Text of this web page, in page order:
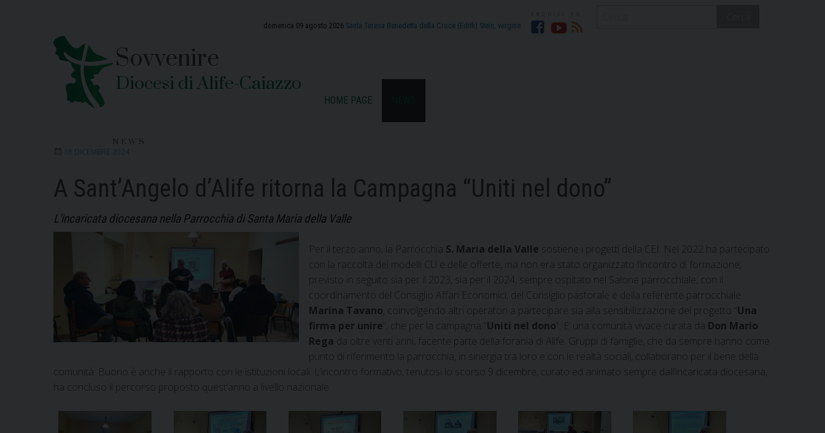
domenica 09 agosto 2026 Santa Teresa Benedetta della Croce (Edith) Stein, vergine
Sovvenire
Diocesi di Alife-Caiazzo
HOME PAGE
18 DICEMBRE 2024
A Sant’Angelo d’Alife ritorna la Campagna “Uniti nel dono”
L'incaricata diocesana nella Parrocchia di Santa Maria della Valle
Per il terzo anno, la Parrocchia S. Maria della Valle sostiene i progetti della CEI. Nel 2022 ha partecipato
con la raccolta dei modelli CU e delle offerte, ma non era stato organizzato l’incontro di formazione,
previsto in seguito sia per il 2023, sia per il 2024, sempre ospitato nel Salone parrocchiale, con il
coordinamento del Consiglio Affari Economici, del Consiglio pastorale e della referente parrocchiale
Marina Tavano , coinvolgendo altri operatori a partecipare sia alla sensibilizzazione del progetto “ Una
firma per unire”, che per la campagna “ Uniti nel dono”. E’ una comunità vivace curata da Don Mario
Rega da oltre venti anni, facente parte della forania di Alife. Gruppi di famiglie, che da sempre hanno come
punto di riferimento la parrocchia, in sinergia tra loro e con le realtà sociali, collaborano per il bene della
comunità. Buono è anche il rapporto con le istituzioni locali. L’incontro formativo, tenutosi lo scorso 9 dicembre, curato ed animato sempre dall’incaricata diocesana,
ha concluso il percorso proposto quest’anno a livello nazionale.